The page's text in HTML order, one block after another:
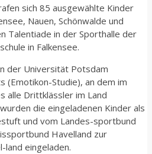
sich 85 ausgewählte Kinder
Nauen, Schönwalde und
Talentiade in der Sporthalle der
in Falkensee.
der Universität Potsdam
Studie), an dem im
alle Drittklässler im Land
die eingeladenen Kinder als
und vom Landes-sportbund
Havelland zur
land eingeladen.